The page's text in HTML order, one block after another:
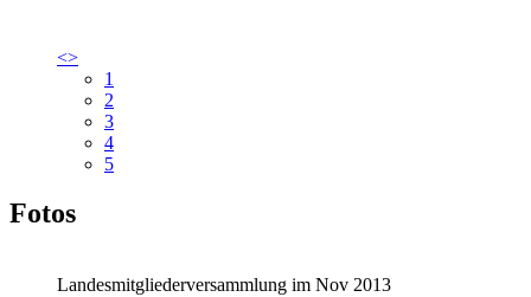
<>
1
2
3
4
5
Fotos
Landesmitgliederversammlung im Nov 2013